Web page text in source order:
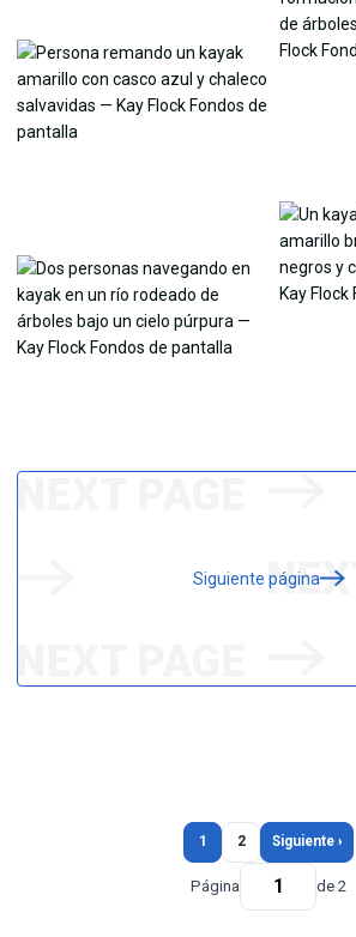
Siguiente página
1 2 Siguiente ›
Página de 2